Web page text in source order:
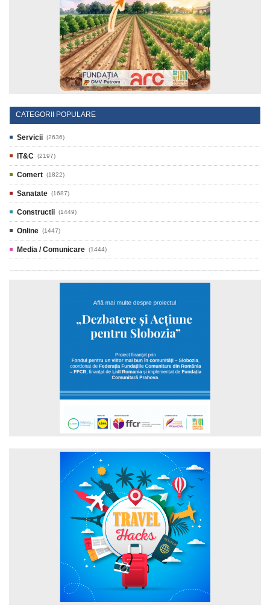
CATEGORII POPULARE
Servicii (2636)
IT&C (2197)
Comert (1822)
Sanatate (1687)
Constructii (1449)
Online (1447)
Media / Comunicare (1444)